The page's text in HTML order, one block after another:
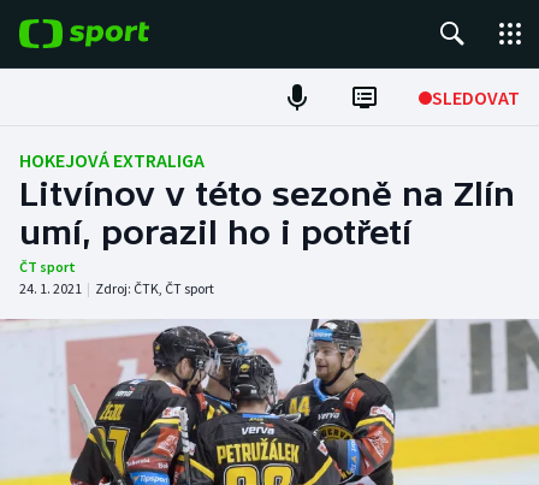
SLEDOVAT
Fotbal
Hokej
Tenis
Atletika
Cyklistika
DALŠÍ SPORTY
HOKEJOVÁ EXTRALIGA
Litvínov v této sezoně na Zlín
umí, porazil ho i potřetí
ČT sport
24. 1. 2021 | Zdroj: ČTK, ČT sport